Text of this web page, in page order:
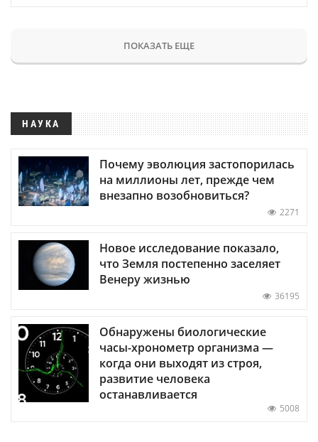
ПОКАЗАТЬ ЕЩЕ
НАУКА
Почему эволюция застопорилась
на миллионы лет, прежде чем
внезапно возобновиться?
2271
Новое исследование показало,
что Земля постепенно заселяет
Венеру жизнью
36195
Обнаружены биологические
часы-хронометр организма —
когда они выходят из строя,
развитие человека
останавливается
5008